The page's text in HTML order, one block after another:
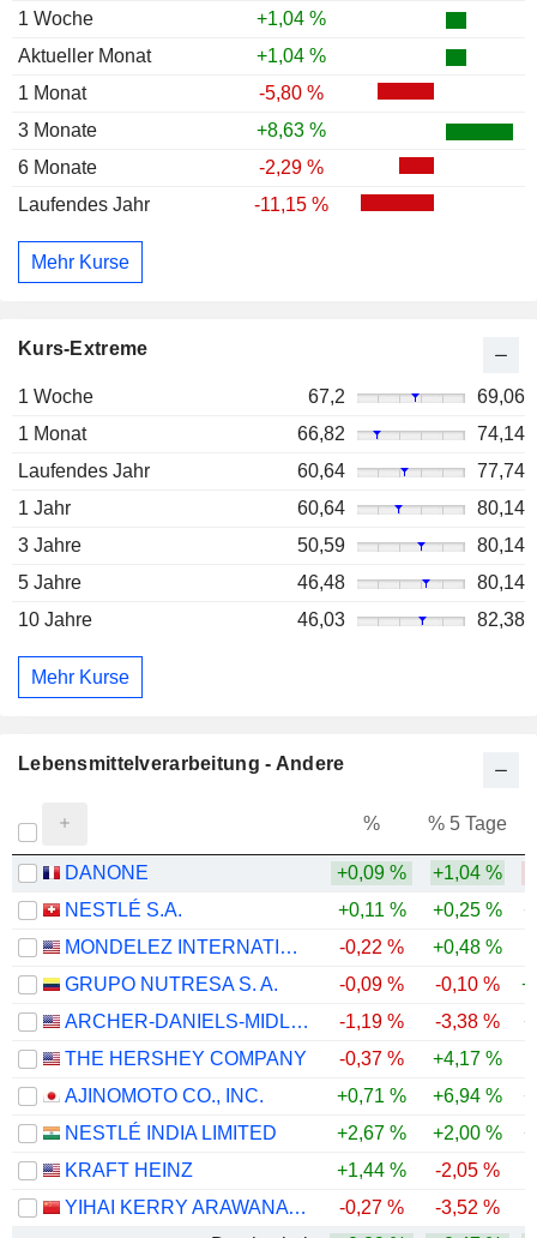
1 Woche
+1,04 %
Aktueller Monat
+1,04 %
1 Monat
-5,80 %
3 Monate
+8,63 %
6 Monate
-2,29 %
Laufendes Jahr
-11,15 %
Mehr Kurse
Kurs-Extreme
1 Woche 67,2
69,06
1 Monat
66,82
74,14
Laufendes Jahr
60,64
77,74
1 Jahr
60,64
80,14
3 Jahre
50,59
80,14
5 Jahre
46,48
80,14
10 Jahre
46,03 82,38
Mehr Kurse
Lebensmittelverarbeitung - Andere
% % 5 Tage
DANONE +0,09 % +1,04 %
NESTLÉ S.A.
+0,11 % +0,25 %
MONDELEZ INTERNATIONAL, INC.
-0,22 % +0,48 %
GRUPO NUTRESA S. A.
-0,09 % -0,10 %
ARCHER-DANIELS-MIDLAND COMPANY
-1,19 % -3,38 %
THE HERSHEY COMPANY
-0,37 % +4,17 %
AJINOMOTO CO., INC.
+0,71 % +6,94 %
NESTLÉ INDIA LIMITED
+2,67 % +2,00 %
KRAFT HEINZ
+1,44 % -2,05 %
YIHAI KERRY ARAWANA HOLDINGS CO., LTD
-0,27 % -3,52 %